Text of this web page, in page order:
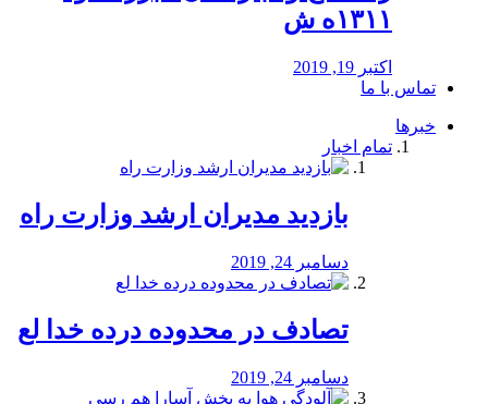
۱۳۱۱ه ش
اکتبر 19, 2019
تماس با ما
خبرها
تمام اخبار
بازدید مدیران ارشد وزارت راه
دسامبر 24, 2019
تصادف در محدوده درده خدا لع
دسامبر 24, 2019